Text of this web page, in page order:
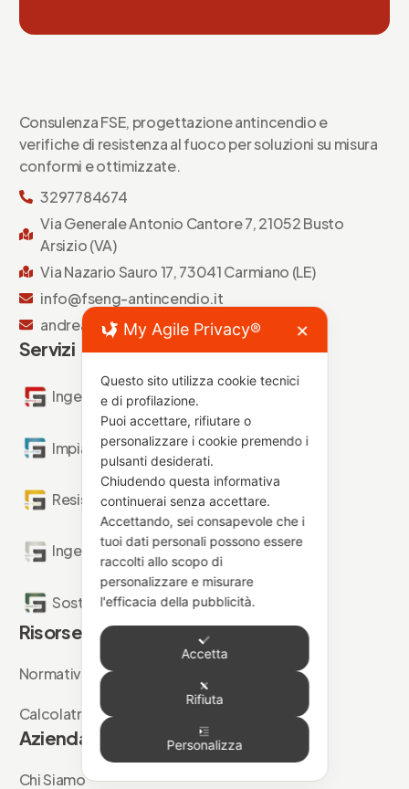
Consulenza FSE, progettazione antincendio e
verifiche di resistenza al fuoco per soluzioni su misura
conformi e ottimizzate.
3297784674
Via Generale Antonio Cantore 7, 21052 Busto
Arsizio (VA)
Via Nazario Sauro 17, 73041 Carmiano (LE)
info@fseng-antincendio.it
andrea.quarta@fseng-antincendio.it
Servizi
Ingegneria Antincendio
Impianti Antincendio
Resistenza al Fuoco
Ingegneria Forense
Sostenibilità Antincendio
Risorse
Normative
Calcolatrici
Azienda
Chi Siamo
My Agile Privacy® ✕
Questo sito utilizza cookie tecnici
e di profilazione.
Puoi accettare, rifiutare o
personalizzare i cookie premendo i
pulsanti desiderati.
Chiudendo questa informativa
continuerai senza accettare.
Accettando, sei consapevole che i
tuoi dati personali possono essere
raccolti allo scopo di
personalizzare e misurare
l'efficacia della pubblicità.
Accetta
Rifiuta
Personalizza